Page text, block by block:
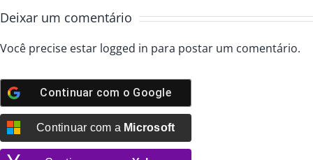
Deixar um comentário
Você precise estar logged in para postar um comentário.
Continuar com o Google
Continuar com a Microsoft